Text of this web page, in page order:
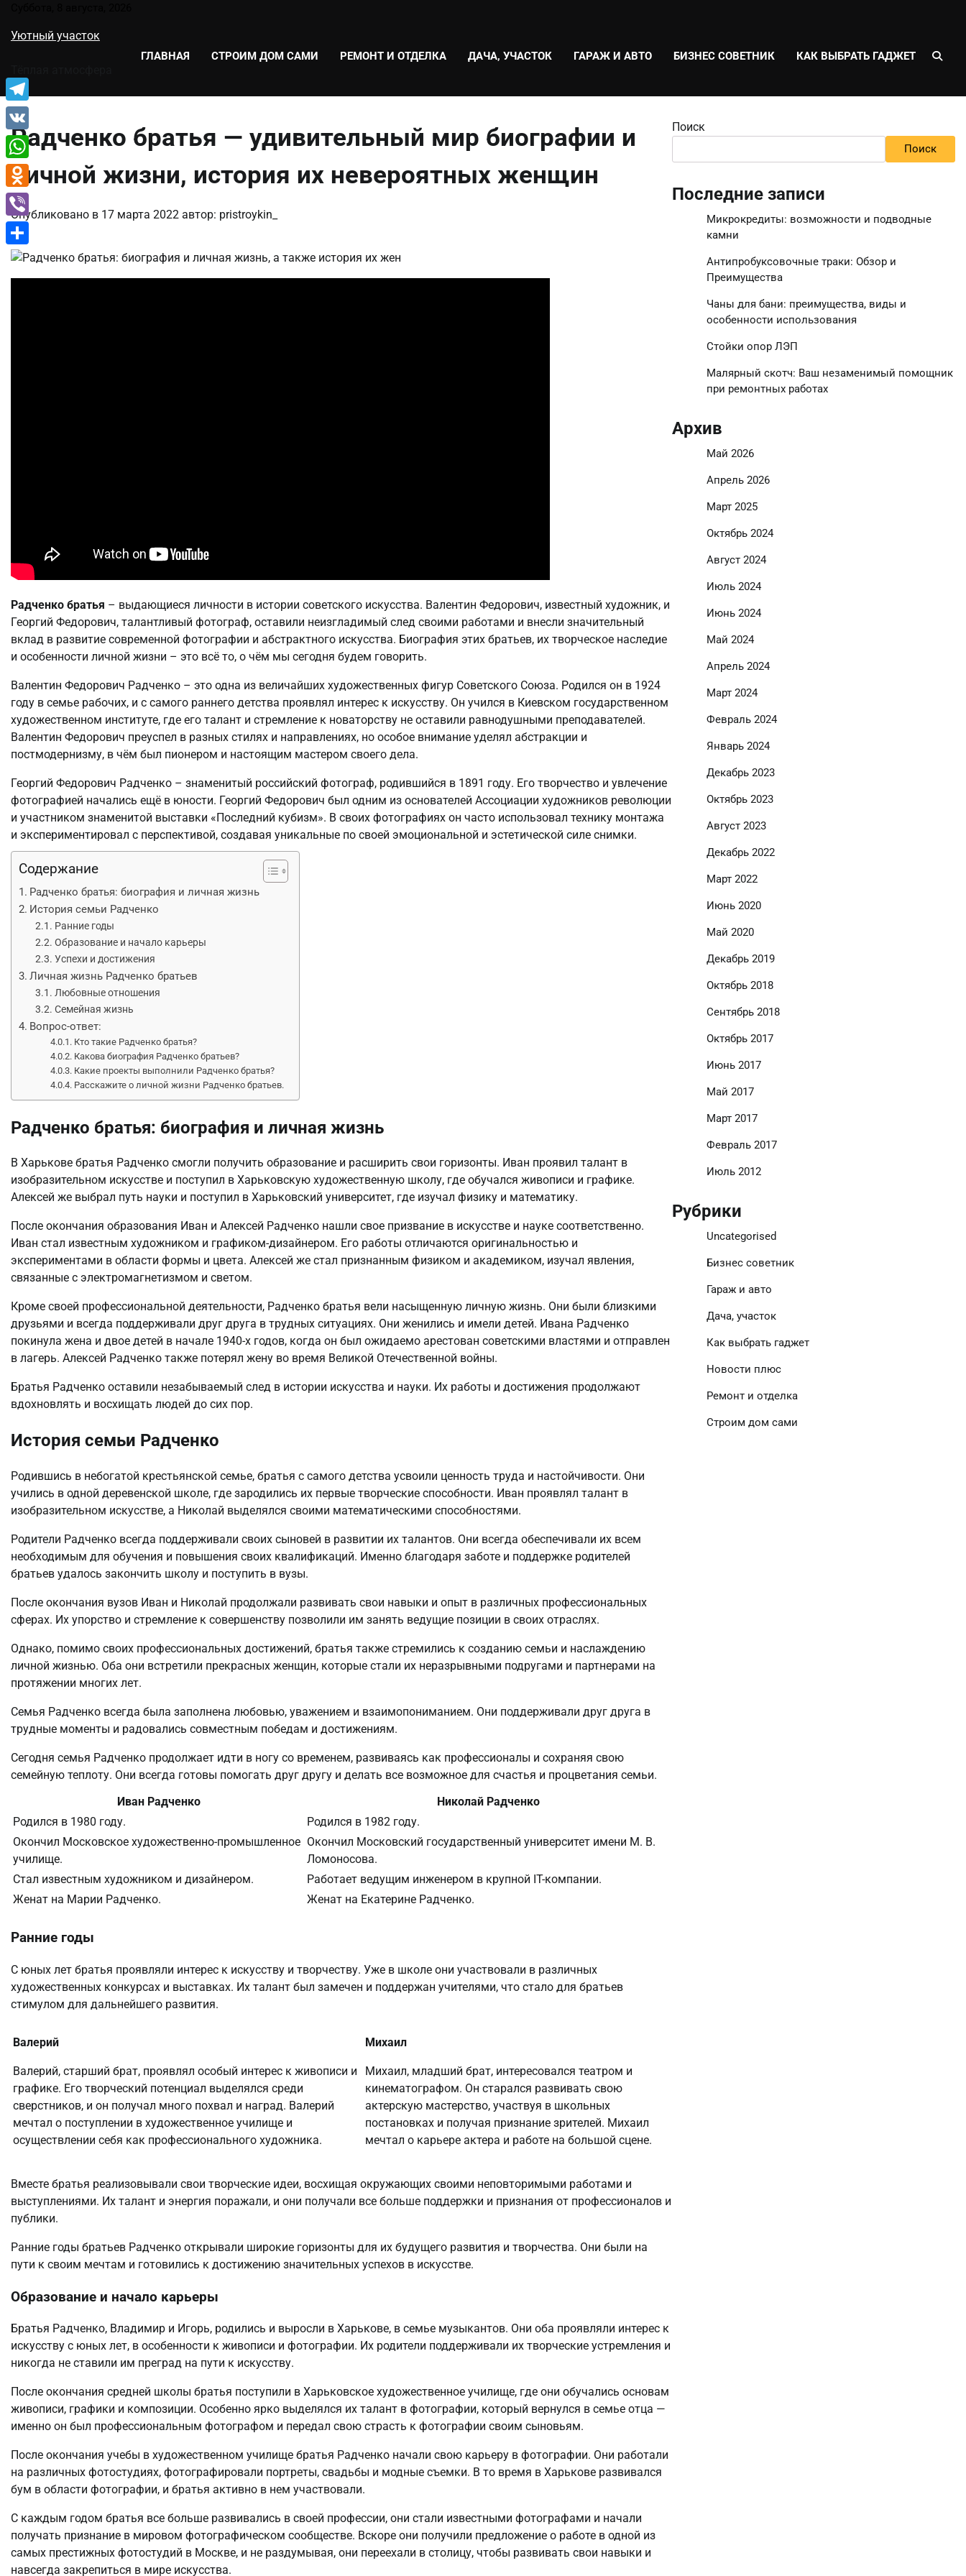
содержимому
Уютный участок
ГЛАВНАЯ СТРОИМ ДОМ САМИ РЕМОНТ И ОТДЕЛКА ДАЧА, УЧАСТОК ГАРАЖ И АВТО БИЗНЕС СОВЕТНИК КАК ВЫБРАТЬ ГАДЖЕТ
Радченко братья — удивительный мир биографии и
личной жизни, история их невероятных женщин
Опубликовано в 17 марта 2022 автор: pristroykin_
Радченко братья – выдающиеся личности в истории советского искусства. Валентин Федорович, известный художник, и
Георгий Федорович, талантливый фотограф, оставили неизгладимый след своими работами и внесли значительный
вклад в развитие современной фотографии и абстрактного искусства. Биография этих братьев, их творческое наследие
и особенности личной жизни – это всё то, о чём мы сегодня будем говорить.
Валентин Федорович Радченко – это одна из величайших художественных фигур Советского Союза. Родился он в 1924
году в семье рабочих, и с самого раннего детства проявлял интерес к искусству. Он учился в Киевском государственном
художественном институте, где его талант и стремление к новаторству не оставили равнодушными преподавателей.
Валентин Федорович преуспел в разных стилях и направлениях, но особое внимание уделял абстракции и
постмодернизму, в чём был пионером и настоящим мастером своего дела.
Георгий Федорович Радченко – знаменитый российский фотограф, родившийся в 1891 году. Его творчество и увлечение
фотографией начались ещё в юности. Георгий Федорович был одним из основателей Ассоциации художников революции
и участником знаменитой выставки «Последний кубизм». В своих фотографиях он часто использовал технику монтажа
и экспериментировал с перспективой, создавая уникальные по своей эмоциональной и эстетической силе снимки.
Содержание
Радченко братья: биография и личная жизнь
История семьи Радченко
Ранние годы
Образование и начало карьеры
Успехи и достижения
Личная жизнь Радченко братьев
Любовные отношения
Семейная жизнь
Вопрос-ответ:
Кто такие Радченко братья?
Какова биография Радченко братьев?
Какие проекты выполнили Радченко братья?
Расскажите о личной жизни Радченко братьев.
Радченко братья: биография и личная жизнь
В Харькове братья Радченко смогли получить образование и расширить свои горизонты. Иван проявил талант в
изобразительном искусстве и поступил в Харьковскую художественную школу, где обучался живописи и графике.
Алексей же выбрал путь науки и поступил в Харьковский университет, где изучал физику и математику.
После окончания образования Иван и Алексей Радченко нашли свое призвание в искусстве и науке соответственно.
Иван стал известным художником и графиком-дизайнером. Его работы отличаются оригинальностью и
экспериментами в области формы и цвета. Алексей же стал признанным физиком и академиком, изучал явления,
связанные с электромагнетизмом и светом.
Кроме своей профессиональной деятельности, Радченко братья вели насыщенную личную жизнь. Они были близкими
друзьями и всегда поддерживали друг друга в трудных ситуациях. Они женились и имели детей. Ивана Радченко
покинула жена и двое детей в начале 1940-х годов, когда он был ожидаемо арестован советскими властями и отправлен
в лагерь. Алексей Радченко также потерял жену во время Великой Отечественной войны.
Братья Радченко оставили незабываемый след в истории искусства и науки. Их работы и достижения продолжают
вдохновлять и восхищать людей до сих пор.
История семьи Радченко
Родившись в небогатой крестьянской семье, братья с самого детства усвоили ценность труда и настойчивости. Они
учились в одной деревенской школе, где зародились их первые творческие способности. Иван проявлял талант в
изобразительном искусстве, а Николай выделялся своими математическими способностями.
Родители Радченко всегда поддерживали своих сыновей в развитии их талантов. Они всегда обеспечивали их всем
необходимым для обучения и повышения своих квалификаций. Именно благодаря заботе и поддержке родителей
братьев удалось закончить школу и поступить в вузы.
После окончания вузов Иван и Николай продолжали развивать свои навыки и опыт в различных профессиональных
сферах. Их упорство и стремление к совершенству позволили им занять ведущие позиции в своих отраслях.
Однако, помимо своих профессиональных достижений, братья также стремились к созданию семьи и наслаждению
личной жизнью. Оба они встретили прекрасных женщин, которые стали их неразрывными подругами и партнерами на
протяжении многих лет.
Семья Радченко всегда была заполнена любовью, уважением и взаимопониманием. Они поддерживали друг друга в
трудные моменты и радовались совместным победам и достижениям.
Сегодня семья Радченко продолжает идти в ногу со временем, развиваясь как профессионалы и сохраняя свою
семейную теплоту. Они всегда готовы помогать друг другу и делать все возможное для счастья и процветания семьи.
Иван Радченко
Николай Радченко
Родился в 1980 году.
Родился в 1982 году.
Окончил Московское художественно-промышленное
училище.
Окончил Московский государственный университет имени М. В.
Ломоносова.
Стал известным художником и дизайнером.
Работает ведущим инженером в крупной IT-компании.
Женат на Марии Радченко.
Женат на Екатерине Радченко.
Ранние годы
С юных лет братья проявляли интерес к искусству и творчеству. Уже в школе они участвовали в различных
художественных конкурсах и выставках. Их талант был замечен и поддержан учителями, что стало для братьев
стимулом для дальнейшего развития.
Валерий
Валерий, старший брат, проявлял особый интерес к живописи и
графике. Его творческий потенциал выделялся среди
сверстников, и он получал много похвал и наград. Валерий
мечтал о поступлении в художественное училище и
осуществлении себя как профессионального художника.
Михаил
Михаил, младший брат, интересовался театром и
кинематографом. Он старался развивать свою
актерскую мастерство, участвуя в школьных
постановках и получая признание зрителей. Михаил
мечтал о карьере актера и работе на большой сцене.
Вместе братья реализовывали свои творческие идеи, восхищая окружающих своими неповторимыми работами и
выступлениями. Их талант и энергия поражали, и они получали все больше поддержки и признания от профессионалов и
публики.
Ранние годы братьев Радченко открывали широкие горизонты для их будущего развития и творчества. Они были на
пути к своим мечтам и готовились к достижению значительных успехов в искусстве.
Образование и начало карьеры
Братья Радченко, Владимир и Игорь, родились и выросли в Харькове, в семье музыкантов. Они оба проявляли интерес к
искусству с юных лет, в особенности к живописи и фотографии. Их родители поддерживали их творческие устремления и
никогда не ставили им преград на пути к искусству.
После окончания средней школы братья поступили в Харьковское художественное училище, где они обучались основам
живописи, графики и композиции. Особенно ярко выделялся их талант в фотографии, который вернулся в семье отца —
именно он был профессиональным фотографом и передал свою страсть к фотографии своим сыновьям.
После окончания учебы в художественном училище братья Радченко начали свою карьеру в фотографии. Они работали
на различных фотостудиях, фотографировали портреты, свадьбы и модные съемки. В то время в Харькове развивался
бум в области фотографии, и братья активно в нем участвовали.
С каждым годом братья все больше развивались в своей профессии, они стали известными фотографами и начали
получать признание в мировом фотографическом сообществе. Вскоре они получили предложение о работе в одной из
самых престижных фотостудий в Москве, и не раздумывая, они переехали в столицу, чтобы развивать свои навыки и
навсегда закрепиться в мире искусства.
Поиск
Поиск
Последние записи
Микрокредиты: возможности и подводные
камни
Антипробуксовочные траки: Обзор и
Преимущества
Чаны для бани: преимущества, виды и
особенности использования
Стойки опор ЛЭП
Малярный скотч: Ваш незаменимый помощник
при ремонтных работах
Архив
Май 2026
Апрель 2026
Март 2025
Октябрь 2024
Август 2024
Июль 2024
Июнь 2024
Май 2024
Апрель 2024
Март 2024
Февраль 2024
Январь 2024
Декабрь 2023
Октябрь 2023
Август 2023
Декабрь 2022
Март 2022
Июнь 2020
Май 2020
Декабрь 2019
Октябрь 2018
Сентябрь 2018
Октябрь 2017
Июнь 2017
Май 2017
Март 2017
Февраль 2017
Июль 2012
Рубрики
Uncategorised
Бизнес советник
Гараж и авто
Дача, участок
Как выбрать гаджет
Новости плюс
Ремонт и отделка
Строим дом сами
Telegram
VK
WhatsApp
Odnoklassniki
Viber
Отправить